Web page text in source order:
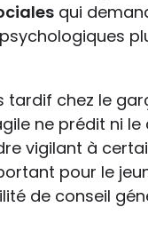
qui
tardif chez le
ne prédit ni
vigilant à
pour le
de conseil